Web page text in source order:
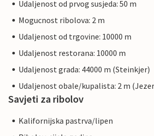
Udaljenost od prvog susjeda: 50 m
Mogucnost ribolova: 2 m
Udaljenost od trgovine: 10000 m
Udaljenost restorana: 10000 m
Udaljenost grada: 44000 m (Steinkjer)
Udaljenost obale/kupalista: 2 m
Savjeti za ribolov
Kalifornijska pastrva/lipen